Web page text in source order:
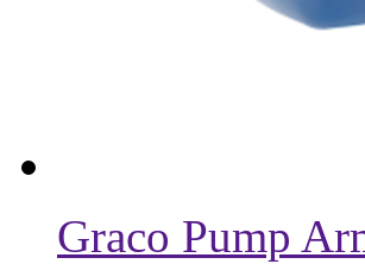
Graco Pump